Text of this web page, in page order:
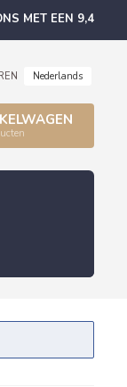
MET EEN 9,4
Nederlands